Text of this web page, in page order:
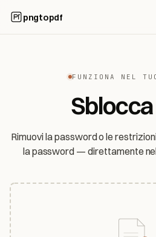
pngtopdf
FUNZIONA NEL
Rimuovi la password o le
la password — direttamente